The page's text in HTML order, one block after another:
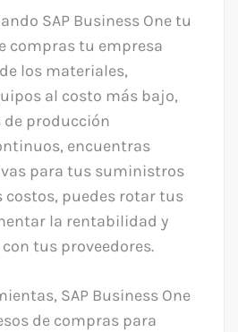
SAP Business One tu
compras tu empresa
los materiales,
al costo más bajo,
de producción
encuentras
para tus suministros
puedes rotar tus
la rentabilidad y
tus proveedores.
SAP Business One
de compras para